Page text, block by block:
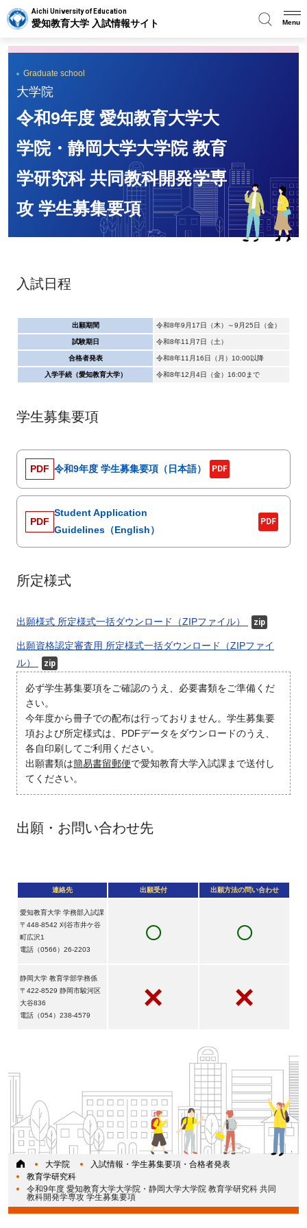
Aichi University of Education
愛知教育大学 入試情報サイト Menu
Graduate school
大学院
令和9年度 愛知教育大学大
学院・静岡大学大学院 教育
学研究科 共同教科開発学専
攻 学生募集要項
入試日程
出願期間 令和8年9月17日（木）～9月25日（金）
試験期日 令和8年11月7日（土）
合格者発表 令和8年11月16日（月）10:00以降
入学手続（愛知教育大学） 令和8年12月4日（金）16:00まで
学生募集要項
PDF 令和9年度 学生募集要項（日本語） PDF
PDF
Student Application
Guidelines（English）
PDF
所定様式
出願様式 所定様式一括ダウンロード（ZIPファイル） zip
出願資格認定審査用 所定様式一括ダウンロード（ZIPファイ
ル）
zip
必ず学生募集要項をご確認のうえ、必要書類をご準備くだ
さい。
今年度から冊子での配布は行っておりません。学生募集要
項および所定様式は、PDFデータをダウンロードのうえ、
各自印刷してご利用ください。
出願書類は簡易書留郵便で愛知教育大学入試課まで送付し
てください。
出願・お問い合わせ先
連絡先 出願受付 出願方法の問い合わせ
愛知教育大学 学務部入試課
〒448-8542 刈谷市井ケ谷
町広沢1
電話（0566）26-2203
○ ○
静岡大学 教育学部学務係
〒422-8529 静岡市駿河区
大谷836
電話（054）238-4579
× ×
大学院
入試情報・学生募集要項・合格者発表
教育学研究科
令和9年度 愛知教育大学大学院・静岡大学大学院 教育学研究科 共同
教科開発学専攻 学生募集要項